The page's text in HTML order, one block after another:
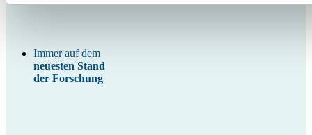
Immer auf dem
neuesten Stand
der Forschung